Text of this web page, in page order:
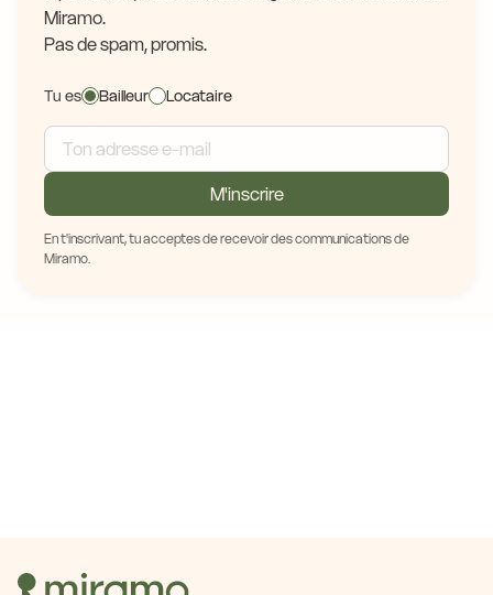
Miramo.
Pas de spam, promis.
Tu es Bailleur Locataire
M'inscrire
En t'inscrivant, tu acceptes de recevoir des communications de
Miramo.